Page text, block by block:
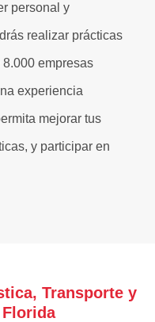
personal y
realizar prácticas
empresas
experiencia
mejorar tus
y participar en
Transporte y